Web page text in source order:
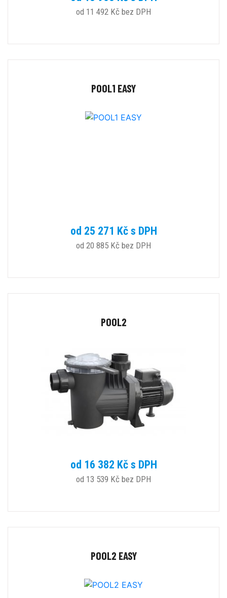
od 11 492 Kč bez DPH
POOL1 EASY
od 25 271 Kč s DPH
od 20 885 Kč bez DPH
POOL2
od 16 382 Kč s DPH
od 13 539 Kč bez DPH
POOL2 EASY